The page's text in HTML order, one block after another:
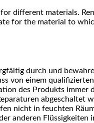
different materials.
for the material to
durch und
von einem
des Produkts immer
abgeschaltet
nicht in feuchten
anderen Flüssigkeiten